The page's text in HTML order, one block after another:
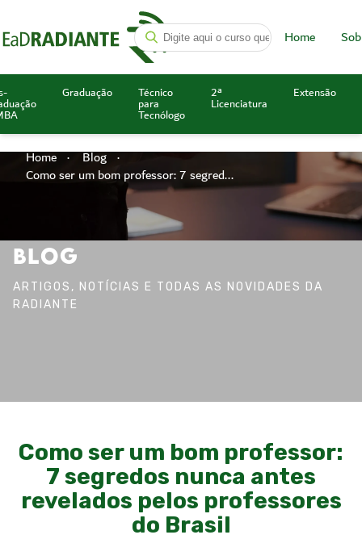
Home
Graduação Técnico
para
Tecnólogo
2ª
Licenciatura
Extensão
Home
Blog
Como ser um bom professor: 7 segred...
BLOG
ARTIGOS, NOTÍCIAS E TODAS AS NOVIDADES DA
RADIANTE
Como ser um bom professor:
7 segredos nunca antes
revelados pelos professores
do Brasil